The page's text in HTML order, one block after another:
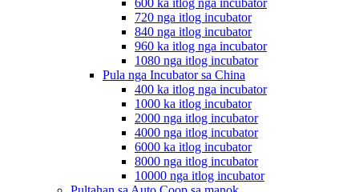
600 ka itlog nga incubator
720 nga itlog incubator
840 nga itlog incubator
960 ka itlog nga incubator
1080 nga itlog incubator
Pula nga Incubator sa China
400 ka itlog nga incubator
1000 ka itlog incubator
2000 nga itlog incubator
4000 nga itlog incubator
6000 ka itlog incubator
8000 nga itlog incubator
10000 nga itlog incubator